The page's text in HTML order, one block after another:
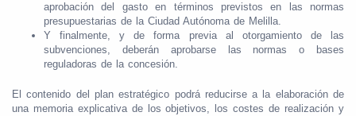
aprobación del gasto en términos previstos en las normas
presupuestarias de la Ciudad Autónoma de Melilla.
Y finalmente, y de forma previa al otorgamiento de las
subvenciones, deberán aprobarse las normas o bases
reguladoras de la concesión.
El contenido del plan estratégico podrá reducirse a la elaboración de
una memoria explicativa de los objetivos, los costes de realización y